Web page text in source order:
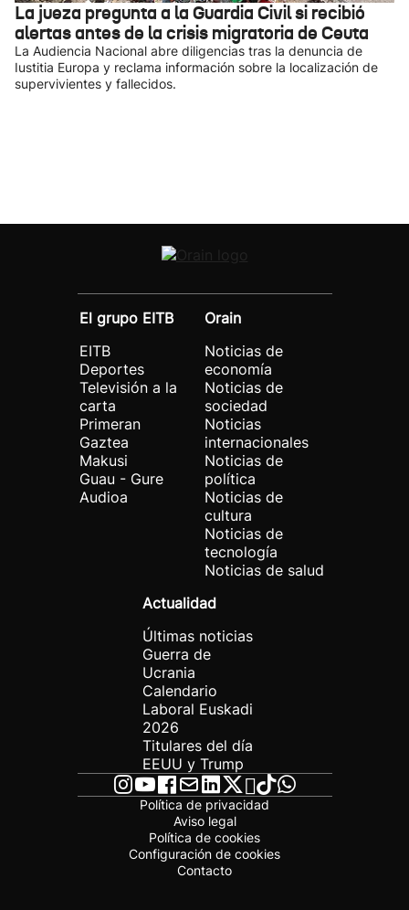
La jueza pregunta a la Guardia Civil si recibió
alertas antes de la crisis migratoria de Ceuta
La Audiencia Nacional abre diligencias tras la denuncia de
Iustitia Europa y reclama información sobre la localización de
supervivientes y fallecidos.
El grupo EITB
EITB
Deportes
Televisión a la
carta
Primeran
Gaztea
Makusi
Guau - Gure
Audioa
Orain
Noticias de
economía
Noticias de
sociedad
Noticias
internacionales
Noticias de
política
Noticias de
cultura
Noticias de
tecnología
Noticias de salud
Actualidad
Últimas noticias
Guerra de
Ucrania
Calendario
Laboral Euskadi
2026
Titulares del día
EEUU y Trump
Política de privacidad
Aviso legal
Política de cookies
Configuración de cookies
Contacto